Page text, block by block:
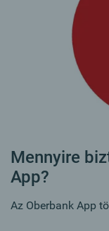
Mennyire
App?
Az Oberbank App